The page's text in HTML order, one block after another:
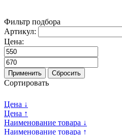
Фильтр подбора
Артикул:
Цена:
Применить Сбросить
Сортировать
Цена ↓
Цена ↑
Наименование товара ↓
Наименование товара ↑